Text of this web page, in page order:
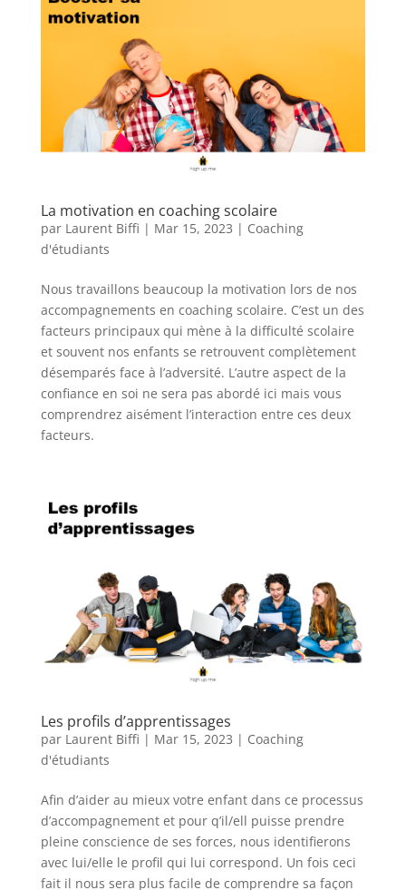
La motivation en coaching scolaire
par Laurent Biffi | Mar 15, 2023 | Coaching
d'étudiants
Nous travaillons beaucoup la motivation lors de nos
accompagnements en coaching scolaire. C’est un des
facteurs principaux qui mène à la difficulté scolaire
et souvent nos enfants se retrouvent complètement
désemparés face à l’adversité. L’autre aspect de la
confiance en soi ne sera pas abordé ici mais vous
comprendrez aisément l’interaction entre ces deux
facteurs.
Les profils d’apprentissages
par Laurent Biffi | Mar 15, 2023 | Coaching
d'étudiants
Afin d’aider au mieux votre enfant dans ce processus
d’accompagnement et pour q’il/ell puisse prendre
pleine conscience de ses forces, nous identifierons
avec lui/elle le profil qui lui correspond. Un fois ceci
fait il nous sera plus facile de comprendre sa façon